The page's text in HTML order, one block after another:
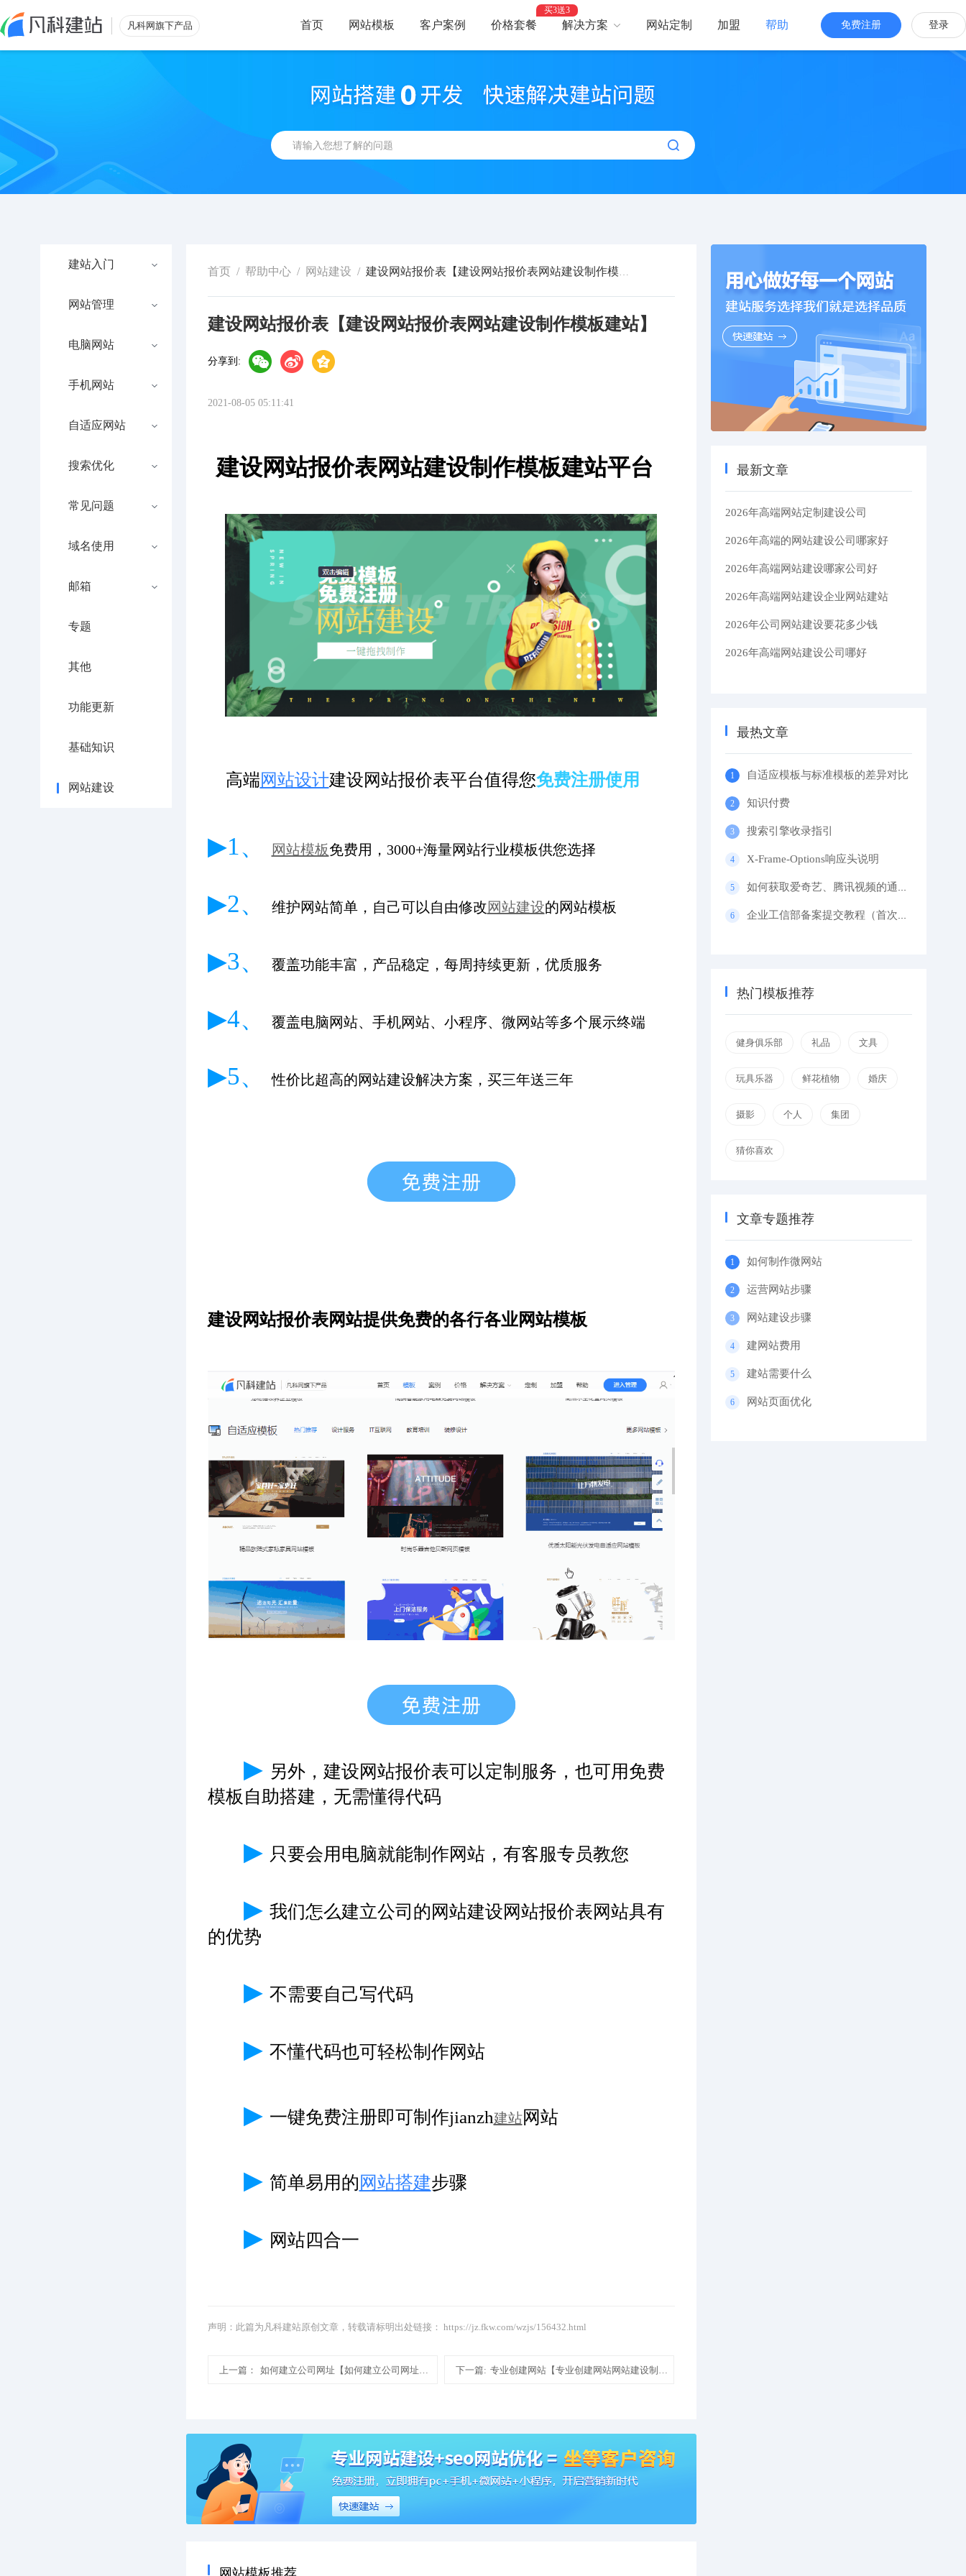
凡科网旗下产品 免费注册 登录
首页 网站模板 客户案例 价格套餐
买3送3
解决方案
智能建站，高效优化 助力品牌出海
开启全新交互体验
网站定制 加盟 帮助
建站入门
网站管理
电脑网站
手机网站
自适应网站
搜索优化
常见问题
域名使用
邮箱
专题
其他
功能更新
基础知识
网站建设
首页 / 帮助中心 / 网站建设 / 建设网站报价表【建设网站报价表网站建设制作模板建站】
建设网站报价表【建设网站报价表网站建设制作模板建站】
分享到:
2021-08-05 05:11:41
建设网站报价表网站建设制作模板建站平台
高端网站设计建设网站报价表平台值得您免费注册使用
▶1、 网站模板免费用，3000+海量网站行业模板供您选择
▶2、 维护网站简单，自己可以自由修改网站建设的网站模板
▶3、 覆盖功能丰富，产品稳定，每周持续更新，优质服务
▶4、 覆盖电脑网站、手机网站、小程序、微网站等多个展示终端
▶5、性价比超高的网站建设解决方案，买三年送三年
建设网站报价表网站提供免费的各行各业网站模板
▶ 另外，建设网站报价表可以定制服务，也可用免费
模板自助搭建，无需懂得代码
▶ 只要会用电脑就能制作网站，有客服专员教您
▶ 我们怎么建立公司的网站建设网站报价表网站具有
的优势
▶ 不需要自己写代码
▶ 不懂代码也可轻松制作网站
▶ 一键免费注册即可制作jianzh建站网站
▶ 简单易用的 网站搭建步骤
▶ 网站四合一
声明：此篇为凡科建站原创文章，转载请标明出处链接： https://jz.fkw.com/wzjs/156432.html
上一篇： 如何建立公司网址【如何建立公司网址网站建设制作模板建站】
下一篇: 专业创建网站【专业创建网站网站建设制作模板建站】
最新文章
2026年高端网站定制建设公司
2026年高端的网站建设公司哪家好
2026年高端网站建设哪家公司好
2026年高端网站建设企业网站建站
2026年公司网站建设要花多少钱
2026年高端网站建设公司哪好
最热文章
自适应模板与标准模板的差异对比
知识付费
搜索引擎收录指引
X-Frame-Options响应头说明
如何获取爱奇艺、腾讯视频的通用代码？
企业工信部备案提交教程（首次备案）
热门模板推荐
健身俱乐部 礼品 文具
玩具乐器 鲜花植物 婚庆
摄影 个人 集团
猜你喜欢
文章专题推荐
如何制作微网站
运营网站步骤
网站建设步骤
建网站费用
建站需要什么
网站页面优化